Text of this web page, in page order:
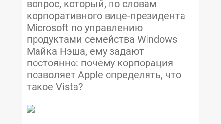
вопрос, который, по словам
корпоративного вице-президента
Microsoft по управлению
продуктами семейства Windows
Майка Нэша, ему задают
постоянно: почему корпорация
позволяет Apple определять, что
такое Vista?